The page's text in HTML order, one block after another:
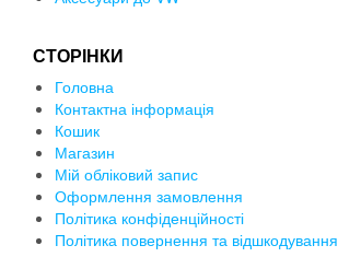
СТОРІНКИ
Головна
Контактна інформація
Кошик
Магазин
Мій обліковий запис
Оформлення замовлення
Політика конфіденційності
Політика повернення та відшкодування